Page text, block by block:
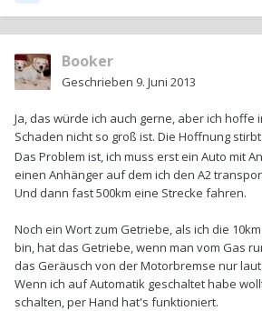
Booker
Geschrieben 9. Juni 2013
Ja, das würde ich auch gerne, aber ich hoffe
Schaden nicht so groß ist. Die Hoffnung
Das Problem ist, ich muss erst ein Auto mit
einen Anhänger auf dem ich den A2
Und dann fast 500km eine Strecke fahren.
Noch ein Wort zum Getriebe, als ich die
bin, hat das Getriebe, wenn man vom Gas
das Geräusch von der Motorbremse nur
Wenn ich auf Automatik geschaltet habe
schalten, per Hand hat's funktioniert.